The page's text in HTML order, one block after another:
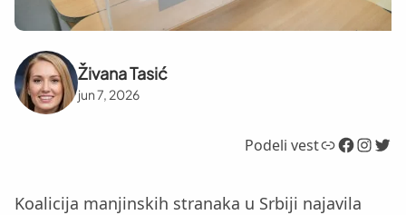
Živana Tasić
jun 7, 2026
Podeli vestLink Facebook InstagramTwitter
Koalicija manjinskih stranaka u Srbiji najavila